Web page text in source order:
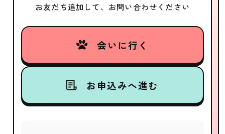
お友だち追加して、お問い合わせください
会いに行く
お申込みへ進む